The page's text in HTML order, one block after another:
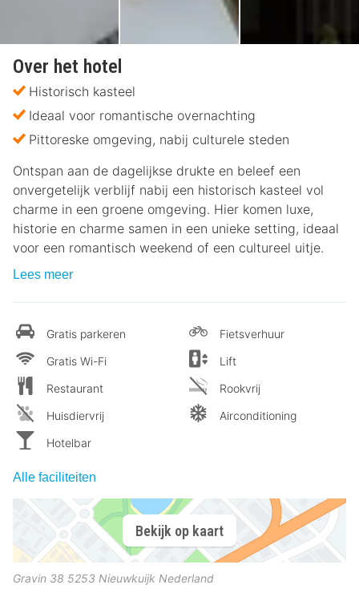
Over het hotel
Historisch kasteel
Ideaal voor romantische overnachting
Pittoreske omgeving, nabij culturele steden
Ontspan aan de dagelijkse drukte en beleef een
onvergetelijk verblijf nabij een historisch kasteel vol
charme in een groene omgeving. Hier komen luxe,
historie en charme samen in een unieke setting, ideaal
voor een romantisch weekend of een cultureel uitje.
Lees meer
Gratis parkeren
Gratis Wi-Fi
Restaurant
Huisdiervrij
Hotelbar
Fietsverhuur
Lift
Rookvrij
Airconditioning
Alle faciliteiten
Bekijk op kaart
Gravin 38 5253 Nieuwkuijk Nederland